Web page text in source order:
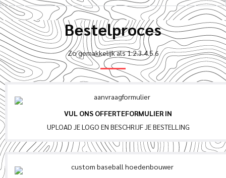
Bestelproces
Zo gemakkelijk als 1.2.3.4.5.6
VUL ONS OFFERTEFORMULIER IN
UPLOAD JE LOGO EN BESCHRIJF JE BESTELLING